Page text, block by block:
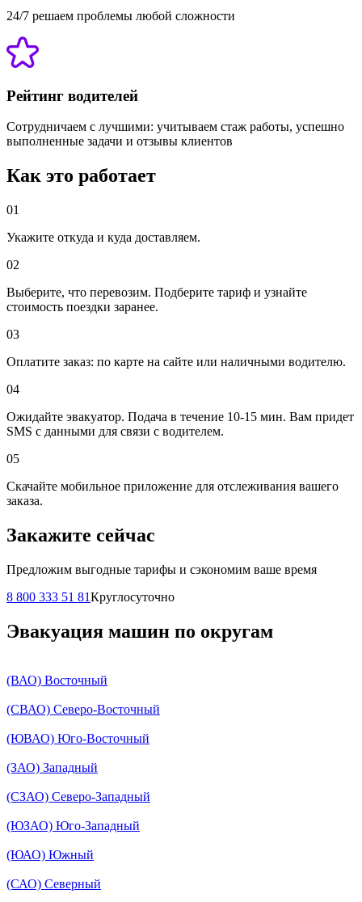
24/7 решаем проблемы любой сложности
Рейтинг водителей
Сотрудничаем с лучшими: учитываем стаж работы, успешно
выполненные задачи и отзывы клиентов
Как это работает
01
Укажите откуда и куда доставляем.
02
Выберите, что перевозим. Подберите тариф и узнайте
стоимость поездки заранее.
03
Оплатите заказ: по карте на сайте или наличными водителю.
04
Ожидайте эвакуатор. Подача в течение 10-15 мин. Вам придет
SMS с данными для связи с водителем.
05
Скачайте мобильное приложение для отслеживания вашего
заказа.
Закажите сейчас
Предложим выгодные тарифы и сэкономим ваше время
8 800 333 51 81Круглосуточно
Эвакуация машин по округам
(ВАО) Восточный
(СВАО) Северо-Восточный
(ЮВАО) Юго-Восточный
(ЗАО) Западный
(СЗАО) Северо-Западный
(ЮЗАО) Юго-Западный
(ЮАО) Южный
(САО) Северный